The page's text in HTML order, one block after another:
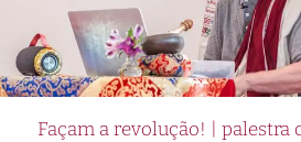
Façam a revolução! | palestra